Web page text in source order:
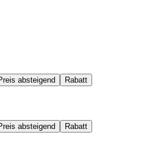
absteigend Rabatt
absteigend Rabatt